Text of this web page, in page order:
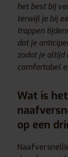
het best bij
terwijl je bij
trappen
dat je
zodat je altijd
comfortabel
Wat is
op een